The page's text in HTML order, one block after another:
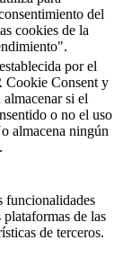
del
cookies de la
por el
Cookie Consent y
si el
o no el uso
almacena ningún
funcionalidades
de las
de terceros.